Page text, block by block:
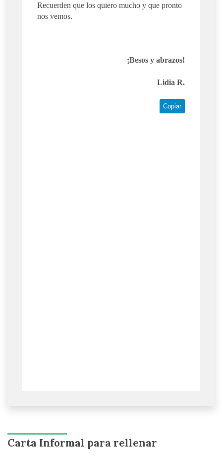
Recuerden que los quiero mucho y que pronto
nos vemos.
¡Besos y abrazos!
Lidia R.
Copiar
Carta Informal para rellenar